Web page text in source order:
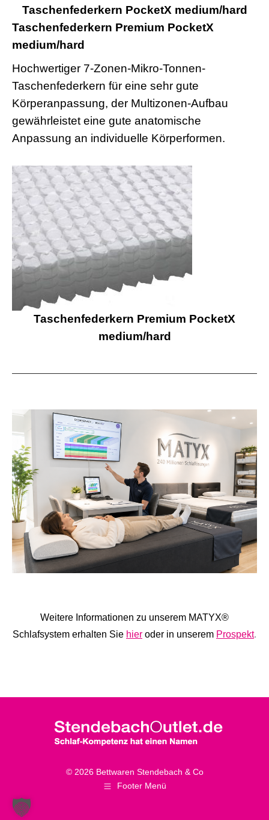
Taschenfederkern PocketX medium/hard
Taschenfederkern Premium PocketX
medium/hard
Hochwertiger 7-Zonen-Mikro-Tonnen-
Taschenfederkern für eine sehr gute
Körperanpassung, der Multizonen-Aufbau
gewährleistet eine gute anatomische
Anpassung an individuelle Körperformen.
Taschenfederkern Premium PocketX
medium/hard
Weitere Informationen zu unserem MATYX®
Schlafsystem erhalten Sie hier oder in unserem Prospekt.
© 2026 Bettwaren Stendebach & Co
Footer Menü